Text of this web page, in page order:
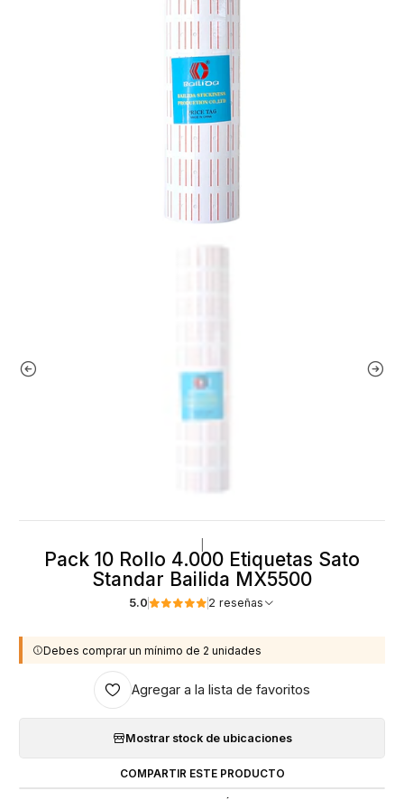
Pack 10 Rollo 4.000 Etiquetas Sato
Standar Bailida MX5500
5.0 2 reseñas
Debes comprar un mínimo de 2 unidades
Agregar a la lista de favoritos
Mostrar stock de ubicaciones
COMPARTIR ESTE PRODUCTO